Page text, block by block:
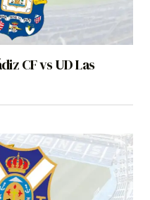
CF vs UD Las